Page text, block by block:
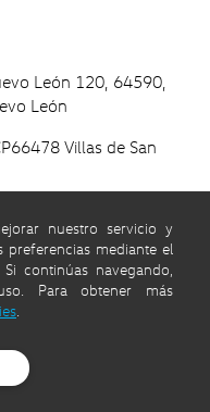
León 120, 64590,
León
Villas de San
|Volkswagen|autos
Concesionarios del
DatXcel
nuestro servicio y
preferencias mediante el
continúas navegando,
Para obtener más